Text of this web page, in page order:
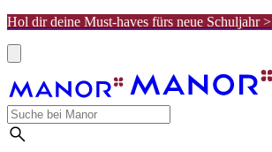
Hol dir deine Must-haves fürs neue Schuljahr >